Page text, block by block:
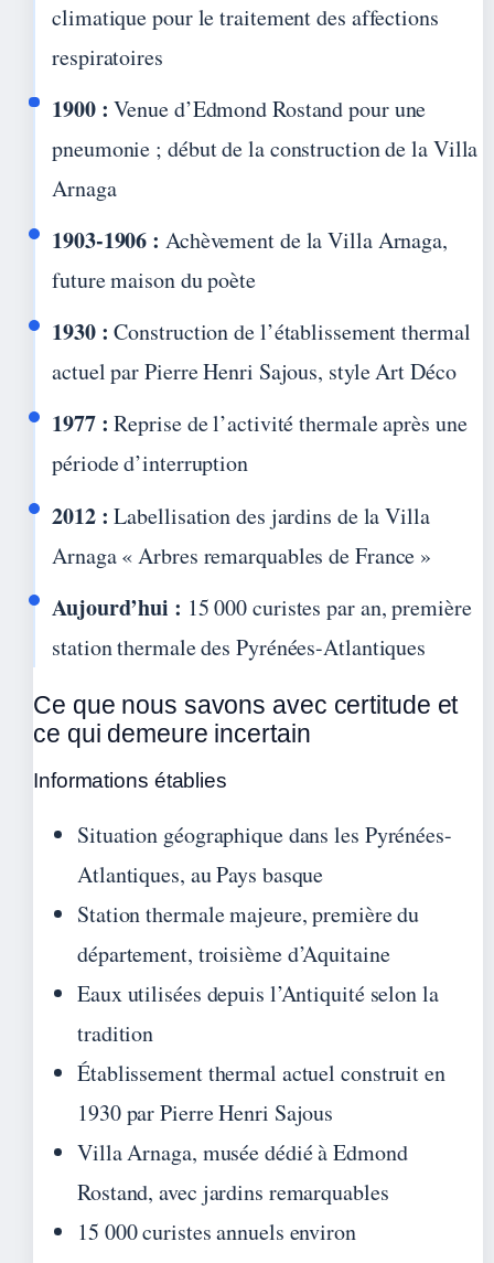
climatique pour le traitement des affections
respiratoires
1900 : Venue d’Edmond Rostand pour une
pneumonie ; début de la construction de la Villa
Arnaga
1903-1906 : Achèvement de la Villa Arnaga,
future maison du poète
1930 : Construction de l’établissement thermal
actuel par Pierre Henri Sajous, style Art Déco
1977 : Reprise de l’activité thermale après une
période d’interruption
2012 : Labellisation des jardins de la Villa
Arnaga « Arbres remarquables de France »
Aujourd’hui : 15 000 curistes par an, première
station thermale des Pyrénées-Atlantiques
Ce que nous savons avec certitude et
ce qui demeure incertain
Informations établies
Situation géographique dans les Pyrénées-
Atlantiques, au Pays basque
Station thermale majeure, première du
département, troisième d’Aquitaine
Eaux utilisées depuis l’Antiquité selon la
tradition
Établissement thermal actuel construit en
1930 par Pierre Henri Sajous
Villa Arnaga, musée dédié à Edmond
Rostand, avec jardins remarquables
15 000 curistes annuels environ